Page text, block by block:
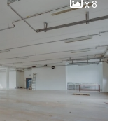
x 8